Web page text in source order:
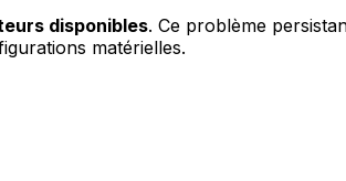
disponibles. Ce problème
matérielles.